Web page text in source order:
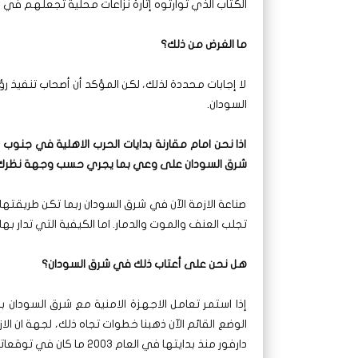
الكتاب الذي توارثوه إثارة نزاعات محلية تجعلهم
ما الغرض من ذلك؟
لا إجابات محددة لذلك، لكن المؤكد أن أصحاب
السودان.
اذا نحن امام مقارنة بدايات الحرب الاهلية في
شرق السودان على وعي بما يجري حسب وجهة
صناعة الازمة الآن في شرق السودان ربما تكن
تجلب العنف والموت والدمار. اما الكيفية التي تدار
هل نحن على أعتاب ذلك في شرق السودان؟
إذا استمر تعامل الاجهزة الامنية مع شرق
الوضع القائم الآن ذهبنا خطوات تجاه ذلك، لجهة ان
دارفور منذ بدايتها في العام 2003 ما كان في توقعاتهم بعد خمس سنوات تصل للمستوى الذي وصلت إليه.